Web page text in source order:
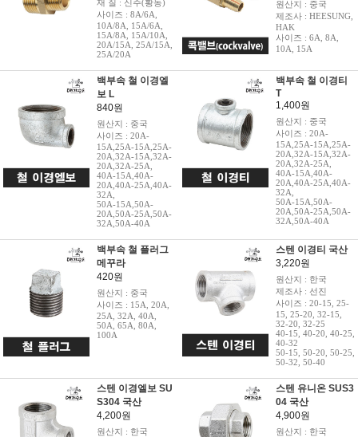
재 질 : 신주(황동)
사이즈 : 8A/6A,
10A/8A, 15A/6A,
15A/8A, 15A/10A,
20A/15A, 25A/15A,
25A/20A
원산지 : 중국
제조사 : HEESUNG,
HAK
사이즈 : 6A, 8A,
10A, 15A
백부속 철 이경엘
보 L
840원
원산지 : 중국
사이즈 : 20A-
15A,25A-15A,25A-
20A,32A-15A,32A-
20A,32A-25A,
40A-15A,40A-
20A,40A-25A,40A-
32A,
50A-15A,50A-
20A,50A-25A,50A-
32A,50A-40A
백부속 철 이경티
T
1,400원
원산지 : 중국
사이즈 : 20A-
15A,25A-15A,25A-
20A,32A-15A,32A-
20A,32A-25A,
40A-15A,40A-
20A,40A-25A,40A-
32A,
50A-15A,50A-
20A,50A-25A,50A-
32A,50A-40A
백부속 철 플러그
메꾸라
420원
원산지 : 중국
사이즈 : 15A, 20A,
25A, 32A, 40A,
50A, 65A, 80A,
100A
스텐 이경티 국산
3,220원
원산지 : 한국
제조사 : 선진
사이즈 : 20-15, 25-
15, 25-20, 32-15,
32-20, 32-25
40-15, 40-20, 40-25,
40-32
50-15, 50-20, 50-25,
50-32, 50-40
스텐 이경엘보 SU
S304 국산
4,200원
원산지 : 한국
스텐 유니온 SUS3
04 국산
4,900원
원산지 : 한국